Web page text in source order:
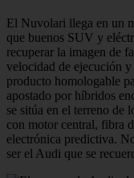
El Nuvolari llega en un
que buenos SUV y
recuperar la imagen de
velocidad de ejecución
producto homologable
apostado por híbridos
se sitúa en el terreno de
con motor central, fibra
electrónica predictiva.
ser el Audi que se